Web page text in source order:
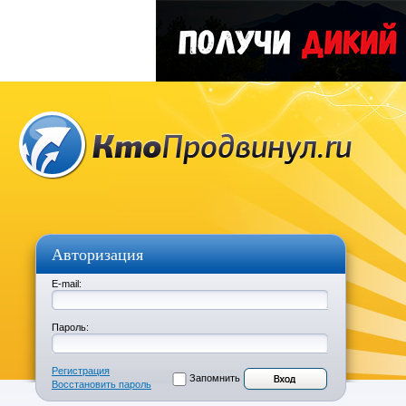
Авторизация
E-mail:
Пароль:
Регистрация
Восстановить пароль
Запомнить